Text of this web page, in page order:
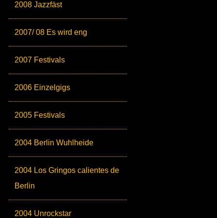
2008 Jazzfäst
2007/ 08 Es wird eng
2007 Festivals
2006 Einzelgigs
2005 Festivals
2004 Berlin Wuhlheide
2004 Los Gringos calientes de
Berlin
2004 Unrockstar